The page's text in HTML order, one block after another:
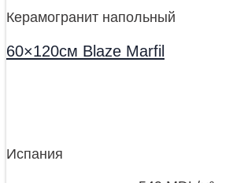
Керамогранит напольный
60×120см Blaze Marfil
Испания